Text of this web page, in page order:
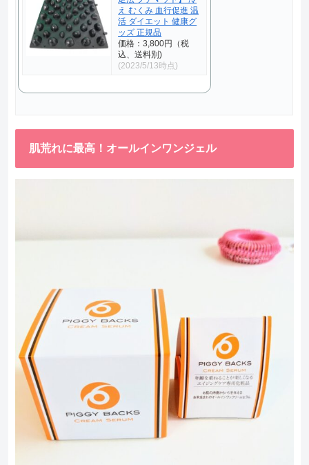
え むくみ 血行促進 温
活 ダイエット 健康グ
ッズ 正規品
価格：3,800円（税
込、送料別)
(2023/5/13時点)
肌荒れに最高！オールインワンジェル